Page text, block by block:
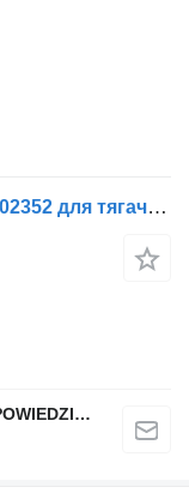
Замок двери Weber 6008 FHS36A 102352 для тягача MAN TGL
QINDITO SPÓŁKA Z OGRANICZONĄ ODPOWIEDZIALNOŚCIĄ